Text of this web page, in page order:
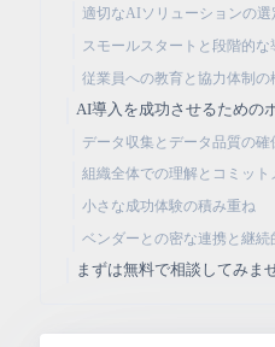
適切なAIソリューションの選
スモールスタートと段階的な
従業員への教育と協力体制の
AI導入を成功させるための
データ収集とデータ品質の確
組織全体での理解とコミット
小さな成功体験の積み重ね
ベンダーとの密な連携と継続
まずは無料で相談してみま